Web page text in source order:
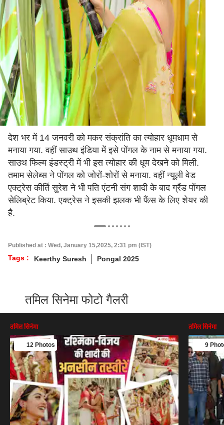
देश भर में 14 जनवरी को मकर संक्रांति का त्योहार धूमधाम से
मनाया गया. वहीं साउथ इंडिया में इसे पोंगल के नाम से मनाया गया.
साउथ फिल्म इंडस्ट्री में भी इस त्योहार की धूम देखने को मिली.
तमाम सेलेब्स ने पोंगल को जोरों-शोरों से मनाया. वहीं न्यूली वेड
एक्ट्रेस कीर्ति सुरेश ने भी पति एंटनी संग शादी के बाद ग्रैंड पोंगल
सेलिब्रेट किया. एक्ट्रेस ने इसकी झलक भी फैंस के लिए शेयर की
है.
Published at : Wed, January 15,2025, 2:31 pm (IST)
Tags : Keerthy Suresh Pongal 2025
तमिल सिनेमा फोटो गैलरी
तमिल सिनेमा
12 Photos
तमिल सिनेमा
9